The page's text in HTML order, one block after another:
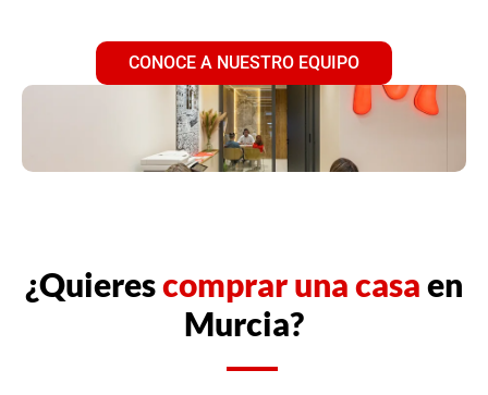
CONOCE A NUESTRO EQUIPO
¿Quierescomprar una casaen
Murcia?